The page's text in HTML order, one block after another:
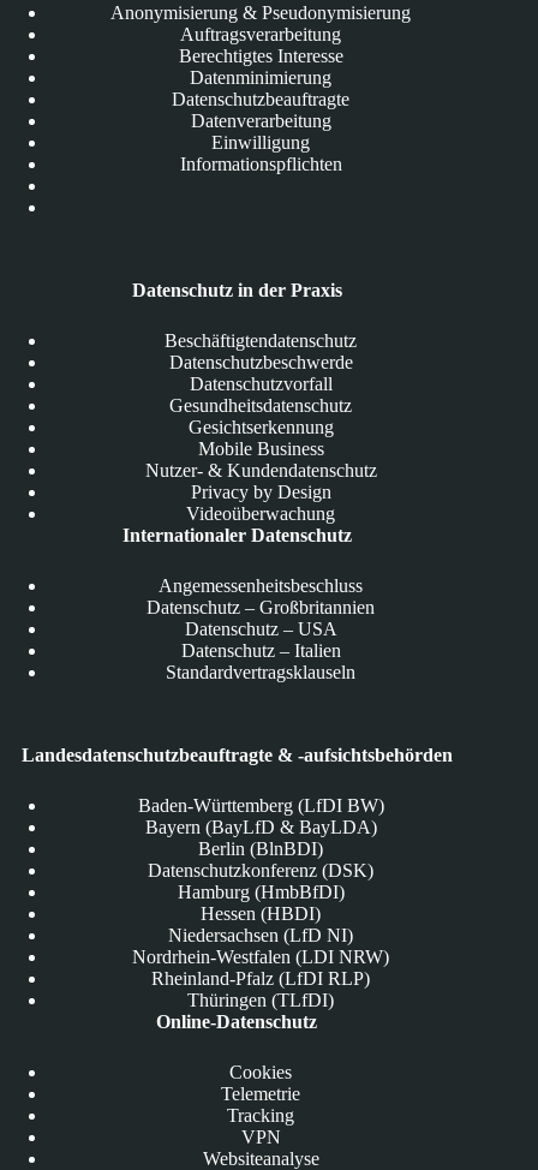
Anonymisierung & Pseudonymisierung
Auftragsverarbeitung
Berechtigtes Interesse
Datenminimierung
Datenschutzbeauftragte
Datenverarbeitung
Einwilligung
Informationspflichten
Datenschutz in der Praxis
Beschäftigtendatenschutz
Datenschutzbeschwerde
Datenschutzvorfall
Gesundheitsdatenschutz
Gesichtserkennung
Mobile Business
Nutzer- & Kundendatenschutz
Privacy by Design
Videoüberwachung
Internationaler Datenschutz
Angemessenheitsbeschluss
Datenschutz – Großbritannien
Datenschutz – USA
Datenschutz – Italien
Standardvertragsklauseln
Landesdatenschutzbeauftragte & -aufsichtsbehörden
Baden-Württemberg (LfDI BW)
Bayern (BayLfD & BayLDA)
Berlin (BlnBDI)
Datenschutzkonferenz (DSK)
Hamburg (HmbBfDI)
Hessen (HBDI)
Niedersachsen (LfD NI)
Nordrhein-Westfalen (LDI NRW)
Rheinland-Pfalz (LfDI RLP)
Thüringen (TLfDI)
Online-Datenschutz
Cookies
Telemetrie
Tracking
VPN
Websiteanalyse